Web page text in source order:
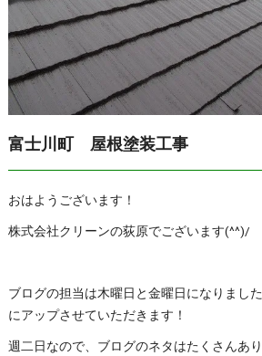
富士川町 屋根塗装工事
おはようございます！
株式会社クリーンの荻原でございます(^^)/
ブログの担当は木曜日と金曜日になりまし
にアップさせていただきます！
週二日なので、ブログのネタはたくさんあ